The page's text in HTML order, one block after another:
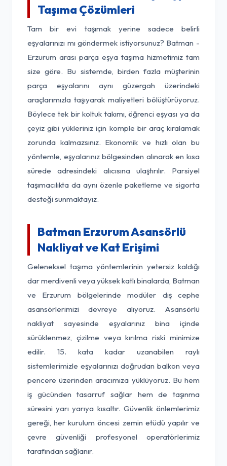
Taşıma Çözümleri
Tam bir evi taşımak yerine sadece belirli
eşyalarınızı mı göndermek istiyorsunuz? Batman -
Erzurum arası parça eşya taşıma hizmetimiz tam
size göre. Bu sistemde, birden fazla müşterinin
parça eşyalarını aynı güzergah üzerindeki
araçlarımızla taşıyarak maliyetleri bölüştürüyoruz.
Böylece tek bir koltuk takımı, öğrenci eşyası ya da
çeyiz gibi yükleriniz için komple bir araç kiralamak
zorunda kalmazsınız. Ekonomik ve hızlı olan bu
yöntemle, eşyalarınız bölgesinden alınarak en kısa
sürede adresindeki alıcısına ulaştırılır. Parsiyel
taşımacılıkta da aynı özenle paketleme ve sigorta
desteği sunmaktayız.
Batman Erzurum Asansörlü
Nakliyat ve Kat Erişimi
Geleneksel taşıma yöntemlerinin yetersiz kaldığı
dar merdivenli veya yüksek katlı binalarda, Batman
ve Erzurum bölgelerinde modüler dış cephe
asansörlerimizi devreye alıyoruz. Asansörlü
nakliyat sayesinde eşyalarınız bina içinde
sürüklenmez, çizilme veya kırılma riski minimize
edilir. 15. kata kadar uzanabilen raylı
sistemlerimizle eşyalarınızı doğrudan balkon veya
pencere üzerinden aracımıza yüklüyoruz. Bu hem
iş gücünden tasarruf sağlar hem de taşınma
süresini yarı yarıya kısaltır. Güvenlik önlemlerimiz
gereği, her kurulum öncesi zemin etüdü yapılır ve
çevre güvenliği profesyonel operatörlerimiz
tarafından sağlanır.